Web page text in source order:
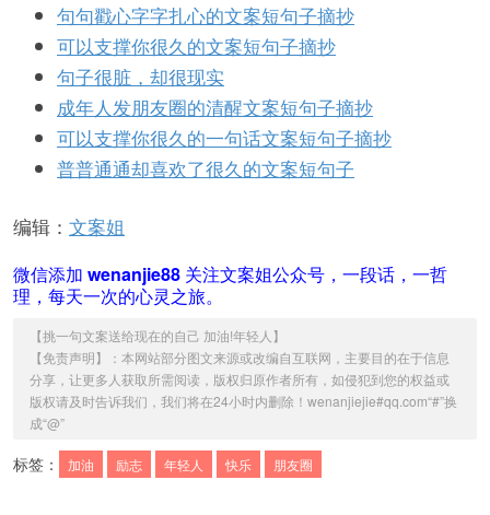
句句戳心字字扎心的文案短句子摘抄
可以支撑你很久的文案短句子摘抄
句子很脏，却很现实
成年人发朋友圈的清醒文案短句子摘抄
可以支撑你很久的一句话文案短句子摘抄
普普通通却喜欢了很久的文案短句子
编辑： 文案姐
微信添加 wenanjie88 关注文案姐公众号，一段话，一哲
理，每天一次的心灵之旅。
【挑一句文案送给现在的自己 加油!年轻人 】
【免责声明】：本网站部分图文来源或改编自互联网，主要目的在于信息
分享，让更多人获取所需阅读，版权归原作者所有，如侵犯到您的权益或
版权请及时告诉我们，我们将在24小时内删除！wenanjiejie#qq.com“#”换
成“@”
标签： 加油 励志 年轻人 快乐 朋友圈